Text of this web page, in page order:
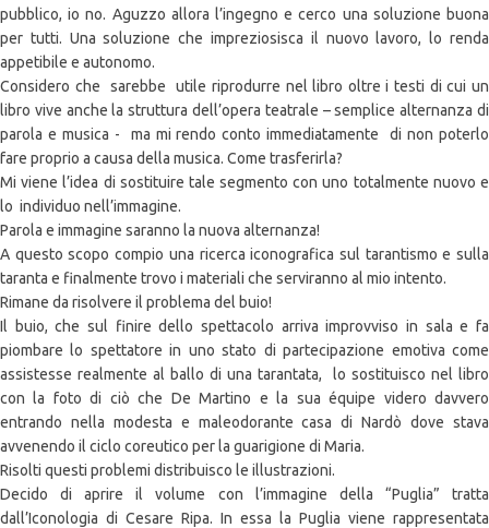
pubblico, io no. Aguzzo allora l’ingegno e cerco una soluzione buona
per tutti. Una soluzione che impreziosisca il nuovo lavoro, lo renda
appetibile e autonomo.
Considero che sarebbe utile riprodurre nel libro oltre i testi di cui un
libro vive anche la struttura dell’opera teatrale – semplice alternanza di
parola e musica - ma mi rendo conto immediatamente di non poterlo
fare proprio a causa della musica. Come trasferirla?
Mi viene l’idea di sostituire tale segmento con uno totalmente nuovo e
lo individuo nell’immagine.
Parola e immagine saranno la nuova alternanza!
A questo scopo compio una ricerca iconografica sul tarantismo e sulla
taranta e finalmente trovo i materiali che serviranno al mio intento.
Rimane da risolvere il problema del buio!
Il buio, che sul finire dello spettacolo arriva improvviso in sala e fa
piombare lo spettatore in uno stato di partecipazione emotiva come
assistesse realmente al ballo di una tarantata, lo sostituisco nel libro
con la foto di ciò che De Martino e la sua équipe videro davvero
entrando nella modesta e maleodorante casa di Nardò dove stava
avvenendo il ciclo coreutico per la guarigione di Maria.
Risolti questi problemi distribuisco le illustrazioni.
Decido di aprire il volume con l’immagine della “Puglia” tratta
dall’Iconologia di Cesare Ripa. In essa la Puglia viene rappresentata